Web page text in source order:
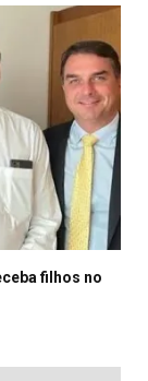
filhos no